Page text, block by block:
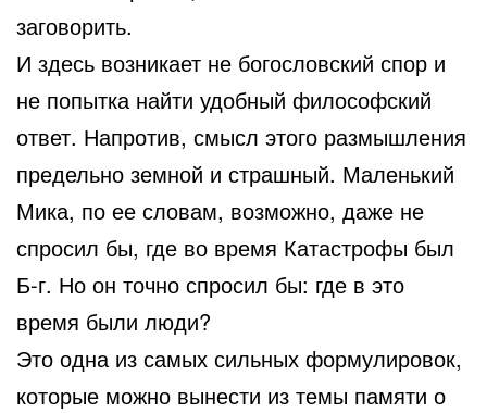
заговорить.
И здесь возникает не богословский спор и
не попытка найти удобный философский
ответ. Напротив, смысл этого размышления
предельно земной и страшный. Маленький
Мика, по ее словам, возможно, даже не
спросил бы, где во время Катастрофы был
Б-г. Но он точно спросил бы: где в это
время были люди?
Это одна из самых сильных формулировок,
которые можно вынести из темы памяти о